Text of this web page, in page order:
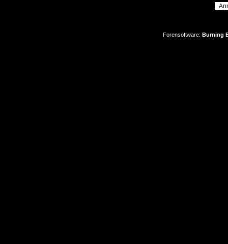
Forensoftware: Burning